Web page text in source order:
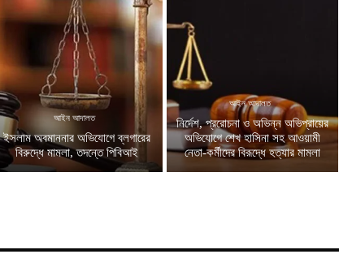
আইন আদালত
ইসলাম অবমাননার অভিযোগে ব্লগারের
বিরুদ্ধে মামলা, তদন্তে পিবিআই
আইন আদালত
নির্দেশ, প্ররোচনা ও অভিন্ন অভিপ্রায়ের
অভিযোগে শেখ হাসিনা সহ আওয়ামী
নেতা-কর্মীদের বিরূদ্ধে হত্যার মামলা